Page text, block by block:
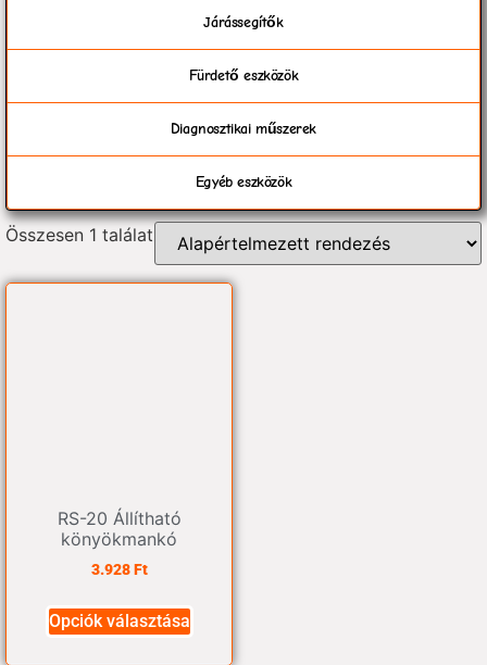
Járássegítők
Fürdető eszközök
Diagnosztikai műszerek
Egyéb eszközök
Összesen 1 találat
RS-20 Állítható
könyökmankó
3.928Ft
Opciók választása